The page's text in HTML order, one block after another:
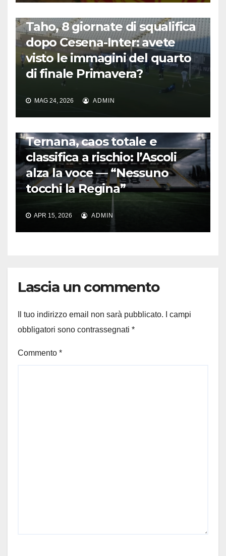
Taho, 8 giornate di squalifica
dopo Cesena-Inter: avete
visto le immagini del quarto
di finale Primavera?
MAG 24, 2026 ADMIN
Ternana, caos totale e
classifica a rischio: l’Ascoli
alza la voce — “Nessuno
tocchi la Regina”
APR 15, 2026 ADMIN
Lascia un commento
Il tuo indirizzo email non sarà pubblicato.
I campi
obbligatori sono contrassegnati *
Commento *